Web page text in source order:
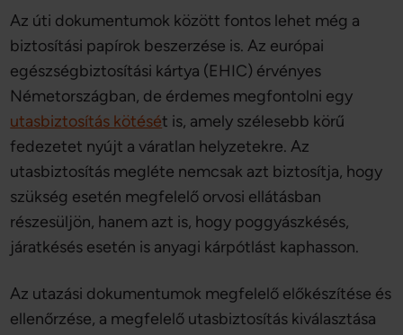
Az úti dokumentumok között fontos lehet még a
biztosítási papírok beszerzése is. Az európai
egészségbiztosítási kártya (EHIC) érvényes
Németországban, de érdemes megfontolni egy
utasbiztosítás kötését is, amely szélesebb körű
fedezetet nyújt a váratlan helyzetekre. Az
utasbiztosítás megléte nemcsak azt biztosítja, hogy
szükség esetén megfelelő orvosi ellátásban
részesüljön, hanem azt is, hogy poggyászkésés,
járatkésés esetén is anyagi kárpótlást kaphasson.
Az utazási dokumentumok megfelelő előkészítése és
ellenőrzése, a megfelelő utasbiztosítás kiválasztása